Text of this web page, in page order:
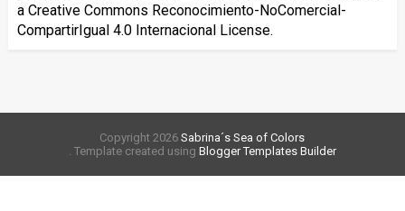
a Creative Commons Reconocimiento-NoComercial-
CompartirIgual 4.0 Internacional License.
Copyright2026 Sabrina´s Sea of Colors
. Template created using Blogger Templates Builder